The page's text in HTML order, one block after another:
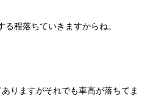
程落ちていきますからね。
りますがそれでも車高が落ちてま